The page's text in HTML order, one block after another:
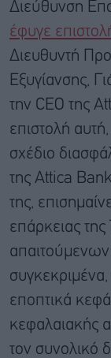
Διεύθυνση
έφυγε
Διευθυντή
Εξυγίανσης,
την CEO της
επιστολή
σχέδιο
της Attica
της,
επάρκειας
εποπτικά
κεφαλαιακής
τον συνολικό